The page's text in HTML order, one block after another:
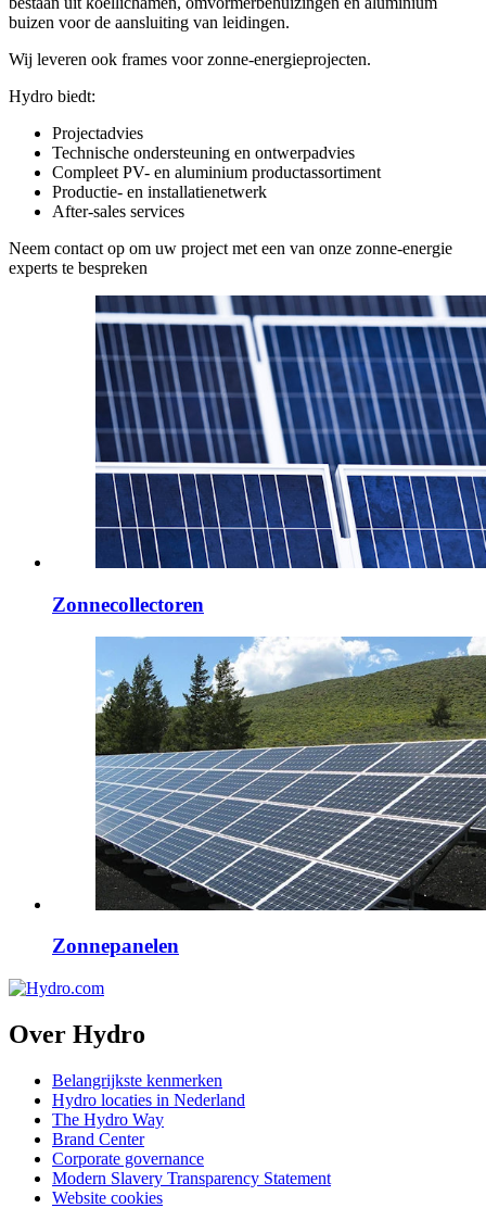
buizen voor de aansluiting van leidingen.
Wij leveren ook frames voor zonne-energieprojecten.
Hydro biedt:
Projectadvies
Technische ondersteuning en ontwerpadvies
Compleet PV- en aluminium productassortiment
Productie- en installatienetwerk
After-sales services
Neem contact op om uw project met een van onze zonne-energie
experts te bespreken
Zonnecollectoren
Zonnepanelen
Over Hydro
Belangrijkste kenmerken
Hydro locaties in Nederland
The Hydro Way
Brand Center
Corporate governance
Modern Slavery Transparency Statement
Website cookies